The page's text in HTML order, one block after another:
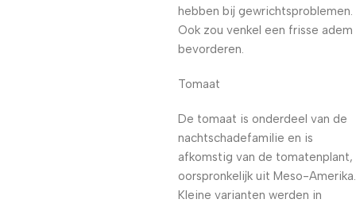
hebben bij gewrichtsproblemen.
Ook zou venkel een frisse adem
bevorderen.
Tomaat
De tomaat is onderdeel van de
nachtschadefamilie en is
afkomstig van de tomatenplant,
oorspronkelijk uit Meso-Amerika.
Kleine varianten werden in